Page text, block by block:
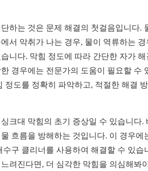
하는 것은 문제 해결의 첫걸음입니다.
서 악취가 나는 경우, 물이 역류하는 경
니다. 막힘 정도에 따라 간단한 자가 해
경우에는 전문가의 도움이 필요할 수
정도를 정확히 파악하고, 적절한 해결
크대 막힘의 초기 증상일 수 있습니다.
흐름을 방해하는 것입니다. 이 경우에
구 클리너를 사용하여 해결할 수 있습
려진다면, 더 심각한 막힘을 의심해봐